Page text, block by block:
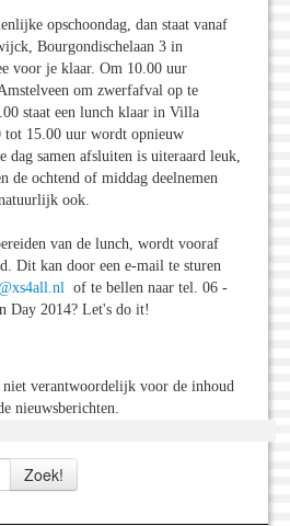
opschoondag, dan staat vanaf
Bourgondischelaan 3 in
voor je klaar. Om 10.00 uur
om zwerfafval op te
staat een lunch klaar in Villa
15.00 uur wordt opnieuw
dag samen afsluiten is uiteraard leuk,
de ochtend of middag deelnemen
ook.
van de lunch, wordt vooraf
Dit kan door een e-mail te sturen
of te bellen naar tel. 06 -
Day 2014? Let's do it!
niet verantwoordelijk voor de inhoud
nieuwsberichten.